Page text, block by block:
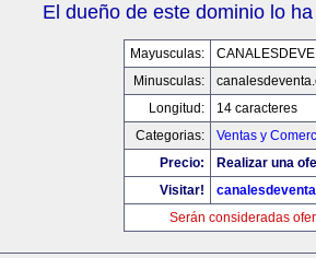
El dueño de este dominio lo
Mayusculas:
Minusculas:
Longitud:
14 caracteres
Categorias:
Ventas y
Precio:
Realizar una
Visitar!
Serán consideradas